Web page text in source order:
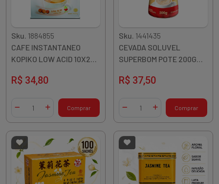
Sku. 1884855
CAFE INSTANTANEO
KOPIKO LOW ACID 10X25G
R$ 34,80
Diminuir QuantidadeAdicionar Quantidade
Comprar
Sku. 1441435
CEVADA SOLUVEL
SUPERBOM POTE 200G
R$ 37,50
Diminuir QuantidadeAdicionar Quantidade
Comprar